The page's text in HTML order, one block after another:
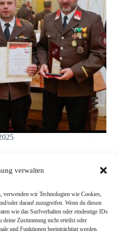
verwalten
verwenden wir Technologien wie Cookies,
oder darauf zuzugreifen. Wenn du diesen
wie das Surfverhalten oder eindeutige IDs
deine Zustimmung nicht erteilst oder
und Funktionen beeinträchtigt werden.
wurde der Betrieb BT
Feuerwehrfreundlichen
Im Weißen Saal der
22 Steirische
ausgezeichnet. Mit
der